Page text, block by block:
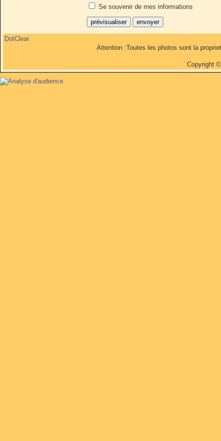
Se souvenir de mes informations
DotClear
Attention :Toutes les photos sont la
Copyright